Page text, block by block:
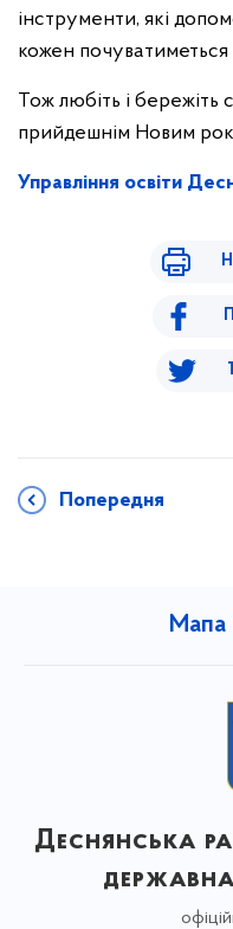
інструменти, які
кожен
Тож любіть і бережіть
прийдешнім Новим
Управління освіти
Попередня
Мапа
Деснянська
державна